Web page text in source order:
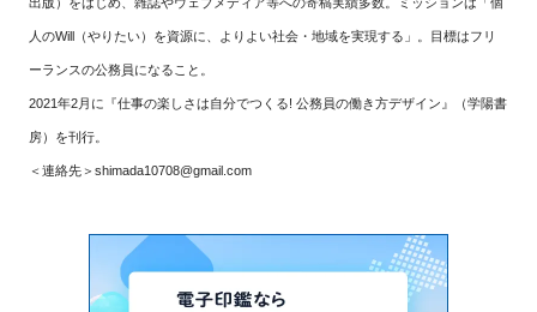
人のWill（やりたい）を資源に、よりよい社会・地域を実現する」。目標はフリ
ーランスの公務員になること。
2021年2月に 『仕事の楽しさは自分でつくる! 公務員の働き方デザイン』 （学陽書
房）を刊行。
＜連絡先＞shimada10708@gmail.com